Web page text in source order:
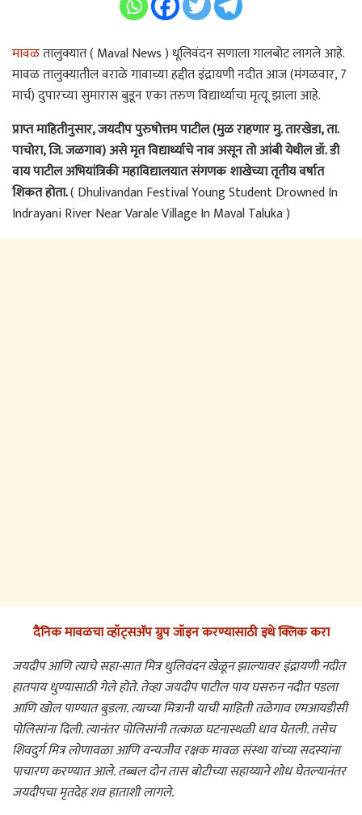
मावळतालुक्यात ( Maval News ) धूलिवंदन सणाला गालबोट लागले आहे.
मावळ तालुक्यातील वराळे गावाच्या हद्दीत इंद्रायणी नदीत आज (मंगळवार, 7
मार्च) दुपारच्या सुमारास बुडून एका तरुण विद्यार्थ्याचा मृत्यू झाला आहे.
प्राप्त माहितीनुसार, जयदीप पुरुषोत्तम पाटील (मुळ राहणार मु. तारखेडा, ता.
पाचोरा, जि. जळगाव) असे मृत विद्यार्थ्याचे नाव असून तो आंबी येथील डॉ. डी
वाय पाटील अभियांत्रिकी महाविद्यालयात संगणक शाखेच्या तृतीय वर्षात
शिकत होता.( Dhulivandan Festival Young Student Drowned In
Indrayani River Near Varale Village In Maval Taluka )
दैनिक मावळचा व्हॉट्सअ‍ॅप ग्रुप जॉइन करण्यासाठी इथे क्लिक करा
जयदीप आणि त्याचे सहा-सात मित्र धुलिवंदन खेळून झाल्यावर इंद्रायणी नदीत
हातपाय धुण्यासाठी गेले होते. तेव्हा जयदीप पाटील पाय घसरुन नदीत पडला
आणि खोल पाण्यात बुडला. त्याच्या मित्रानी याची माहिती तळेगाव एमआयडीसी
पोलिसांना दिली. त्यानंतर पोलिसांनी तत्काळ घटनास्थळी धाव घेतली. तसेच
शिवदुर्ग मित्र लोणावळा आणि वन्यजीव रक्षक मावळ संस्था यांच्या सदस्यांना
पाचारण करण्यात आले. तब्बल दोन तास बोटीच्या सहाय्याने शोध घेतल्यानंतर
जयदीपचा मृतदेह शव हाताशी लागले.